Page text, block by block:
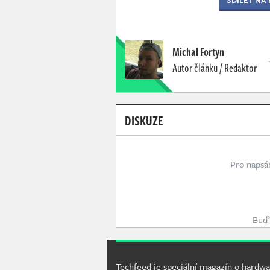
Michal Fortyn
Autor článku / Redaktor
DISKUZE
Pro
Techfeed je speciální magazín o